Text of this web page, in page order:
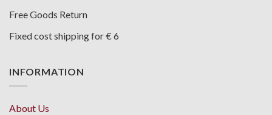
Free Goods Return
Fixed cost shipping for € 6
INFORMATION
About Us